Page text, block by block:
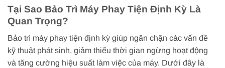
Tại Sao Bảo Trì Máy Phay Tiện Định Kỳ Là
Quan Trọng?
Bảo trì máy phay tiện định kỳ giúp ngăn chặn các vấn đề
kỹ thuật phát sinh, giảm thiểu thời gian ngừng hoạt động
và tăng cường hiệu suất làm việc của máy. Dưới đây là